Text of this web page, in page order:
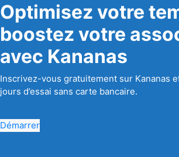
Optimisez votre
boostez votre
avec Kananas
Inscrivez-vous gratuitement sur Kananas
jours d’essai sans carte bancaire.
Démarrer